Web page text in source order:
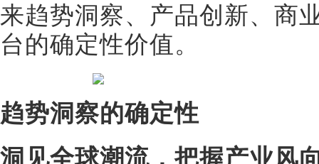
来趋势洞察、产品创新、商
台的确定性价值。
趋势洞察的确定性
洞见全球潮流，把握产业风